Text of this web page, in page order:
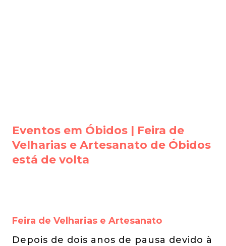
Eventos em Óbidos | Feira de
Velharias e Artesanato de Óbidos
está de volta
Feira de Velharias e Artesanato
Depois de dois anos de pausa devido à